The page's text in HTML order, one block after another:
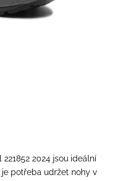
2024 jsou ideální
potřeba udržet nohy v